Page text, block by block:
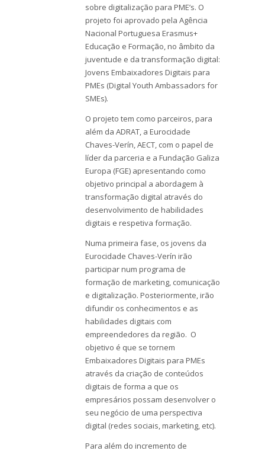
sobre digitalização para PME’s. O
projeto foi aprovado pela Agência
Nacional Portuguesa Erasmus+
Educação e Formação, no âmbito da
juventude e da transformação digital:
Jovens Embaixadores Digitais para
PMEs (Digital Youth Ambassadors for
SMEs).
O projeto tem como parceiros, para
além da ADRAT, a Eurocidade
Chaves-Verín, AECT, com o papel de
líder da parceria e a Fundação Galiza
Europa (FGE) apresentando como
objetivo principal a abordagem à
transformação digital através do
desenvolvimento de habilidades
digitais e respetiva formação.
Numa primeira fase, os jovens da
Eurocidade Chaves-Verín irão
participar num programa de
formação de marketing, comunicação
e digitalização. Posteriormente, irão
difundir os conhecimentos e as
habilidades digitais com
empreendedores da região. O
objetivo é que se tornem
Embaixadores Digitais para PMEs
através da criação de conteúdos
digitais de forma a que os
empresários possam desenvolver o
seu negócio de uma perspectiva
digital (redes sociais, marketing, etc).
Para além do incremento de